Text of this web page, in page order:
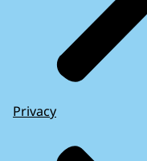
Privacy